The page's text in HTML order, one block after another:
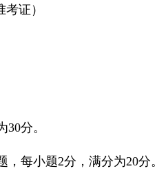
证）
分。
每小题2分，满分为20分。